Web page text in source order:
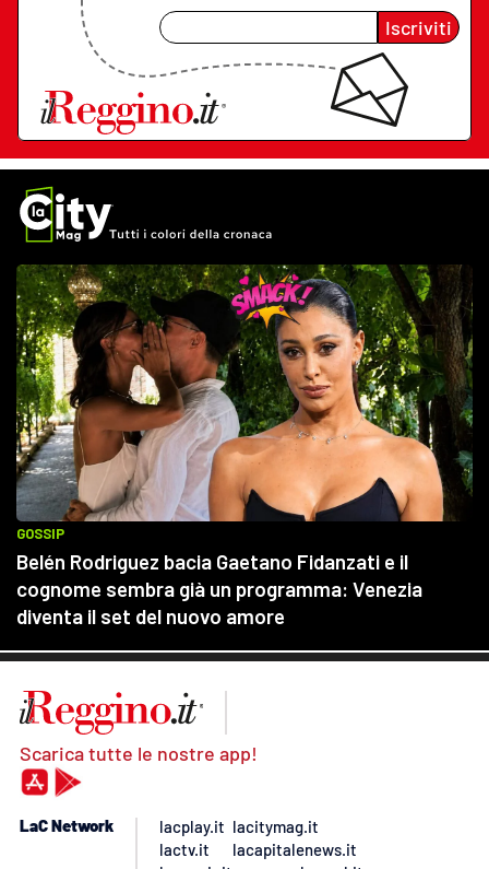
Iscriviti
Scarica tutte le nostre app!
LaC Network
lacplay.it
lactv.it
lacitymag.it
lacapitalenews.it